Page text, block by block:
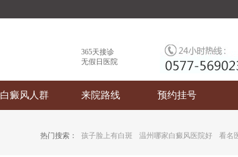
365天接诊
无假日医院
白癜风人群 来院路线 预约挂号
热门搜索： 孩子脸上有白斑 温州哪家白癜风医院好 看名